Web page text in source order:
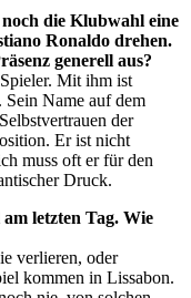
die Klubwahl eine
Ronaldo drehen.
generell aus?
Mit ihm ist
Sein Name auf dem
der
Er ist nicht
muss oft er für den
Druck.
letzten Tag. Wie
verlieren, oder
kommen in Lissabon.